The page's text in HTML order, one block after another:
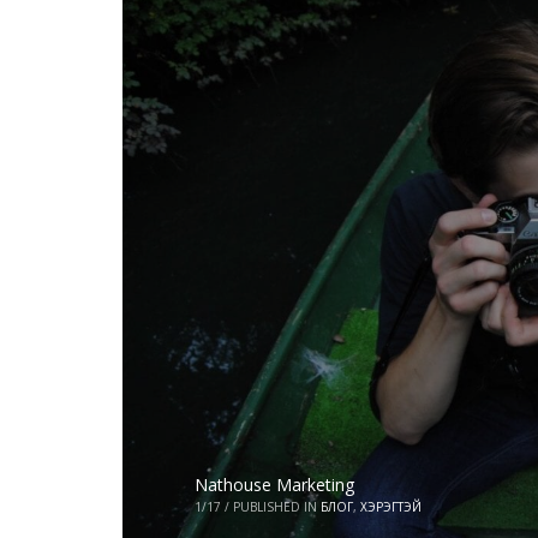
Nathouse Marketing
1/17 / PUBLISHED IN БЛОГ, ХЭРЭГТЭЙ